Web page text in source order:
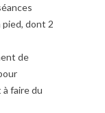
pied, dont 2
de
faire du